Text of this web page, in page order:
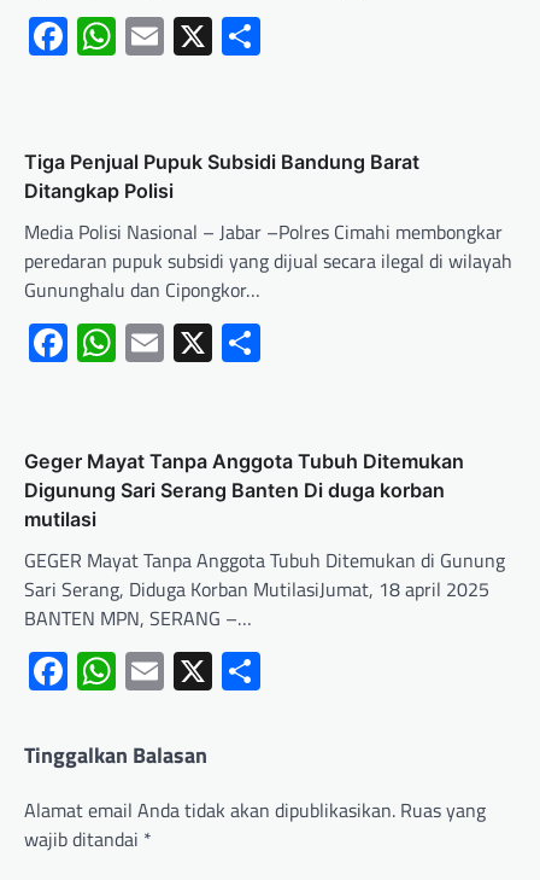
Facebook
WhatsApp
Email
X
Tiga Penjual Pupuk Subsidi Bandung Barat
Ditangkap Polisi
Media Polisi Nasional – Jabar –Polres Cimahi membongkar
peredaran pupuk subsidi yang dijual secara ilegal di wilayah
Gununghalu dan Cipongkor…
Facebook
WhatsApp
Email
X
Geger Mayat Tanpa Anggota Tubuh Ditemukan
Digunung Sari Serang Banten Di duga korban
mutilasi
GEGER Mayat Tanpa Anggota Tubuh Ditemukan di Gunung
Sari Serang, Diduga Korban MutilasiJumat, 18 april 2025
BANTEN MPN, SERANG –…
Facebook
WhatsApp
Email
X
Tinggalkan Balasan
Alamat email Anda tidak akan dipublikasikan. Ruas yang
wajib ditandai *